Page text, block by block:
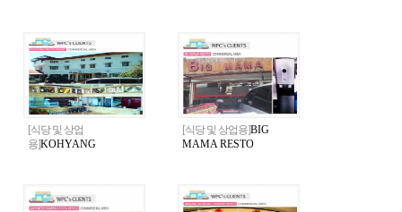
[식당 및 상업
용]KOHYANG
[식당 및 상업용]BIG
MAMA RESTO